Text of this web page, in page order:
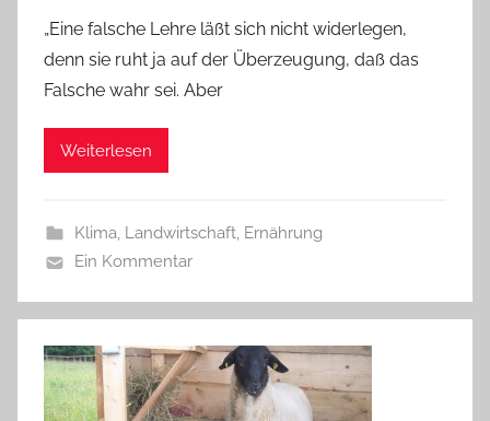
„Eine falsche Lehre läßt sich nicht widerlegen,
denn sie ruht ja auf der Überzeugung, daß das
Falsche wahr sei. Aber
Weiterlesen
Klima, Landwirtschaft, Ernährung
Ein Kommentar